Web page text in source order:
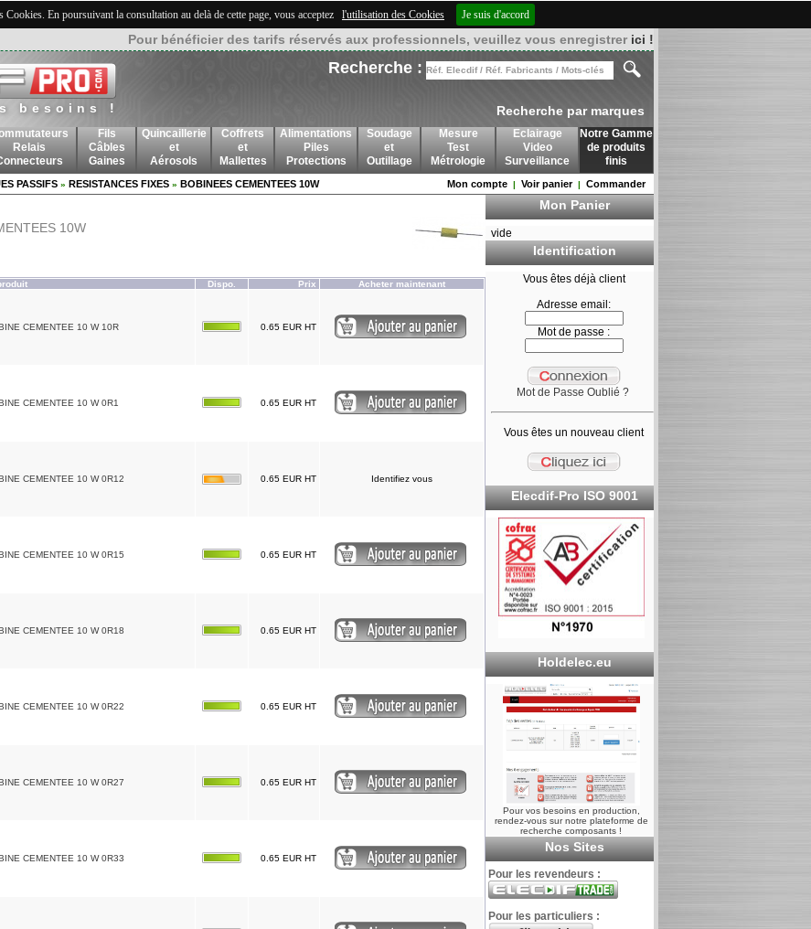
En poursuivant la consultation au delà de cette page, vous acceptez l'utilisation des Cookies Je suis d'accord
Pour bénéficier des tarifs réservés aux professionnels, veuillez vous enregistrer ici !
besoins !
Recherche :
Recherche par marques
Relais
Fils
Câbles
Gaines
Quincaillerie
et
Aérosols
Coffrets
et
Mallettes
Alimentations
Piles
Protections
Soudage
et
Outillage
Mesure
Test
Métrologie
Eclairage
Video
Surveillance
Notre Gamme
de produits
finis
PASSIFS » RESISTANCES FIXES » BOBINEES CEMENTEES 10W Mon compte | Voir panier| Commander
10W
Dispo. Prix Acheter maintenant
CEMENTEE 10 W 10R 0.65 EUR HT
CEMENTEE 10 W 0R1 0.65 EUR HT
CEMENTEE 10 W 0R12 0.65 EUR HT Identifiez vous
CEMENTEE 10 W 0R15 0.65 EUR HT
CEMENTEE 10 W 0R18 0.65 EUR HT
CEMENTEE 10 W 0R22 0.65 EUR HT
CEMENTEE 10 W 0R27 0.65 EUR HT
CEMENTEE 10 W 0R33 0.65 EUR HT
Mon Panier
vide
Identification
Vous êtes déjà client
Adresse email:
Mot de passe :
Mot de Passe Oublié ?
Vous êtes un nouveau client
Elecdif-Pro ISO 9001
Holdelec.eu
Pour vos besoins en production,
rendez-vous sur notre plateforme de
recherche composants !
Nos Sites
Pour les revendeurs :
Pour les particuliers :